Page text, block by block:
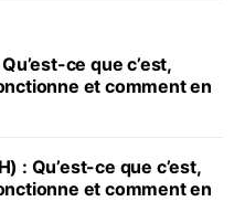
ce que c’est,
et comment en
: Qu’est-ce que c’est,
et comment en